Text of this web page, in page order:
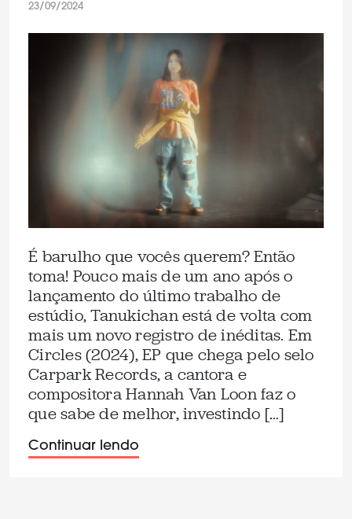
23/09/2024
É barulho que vocês querem? Então
toma! Pouco mais de um ano após o
lançamento do último trabalho de
estúdio, Tanukichan está de volta com
mais um novo registro de inéditas. Em
Circles (2024), EP que chega pelo selo
Carpark Records, a cantora e
compositora Hannah Van Loon faz o
que sabe de melhor, investindo […]
Continuar lendo